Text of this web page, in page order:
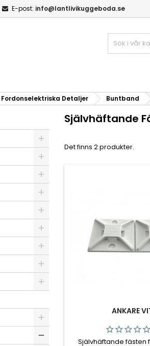
E-post: info@lantlivikuggeboda.se
Fordonselektriska Detaljer Buntband
Självhäftande
Det finns 2 produkter.
ANKARE
Självhäftande fästen